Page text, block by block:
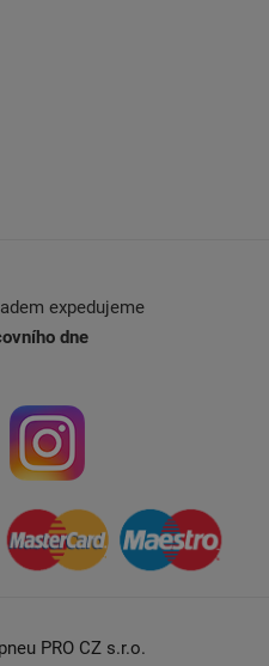
expedujeme
dne
PRO CZ s.r.o.